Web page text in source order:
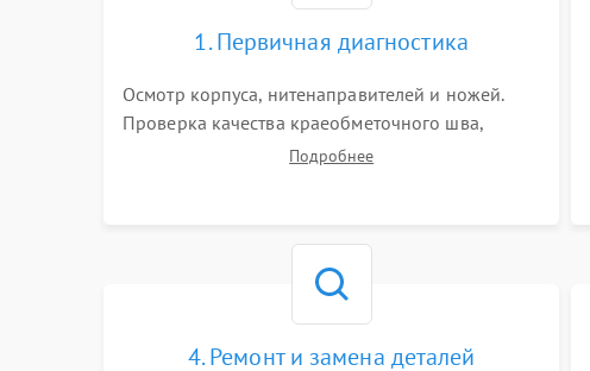
1. Первичная диагностика
Осмотр корпуса, нитенаправителей и ножей.
Проверка качества краеобметочного шва,
натяжения нитей и работы педали. Выявление
Подробнее
4. Ремонт и замена деталей